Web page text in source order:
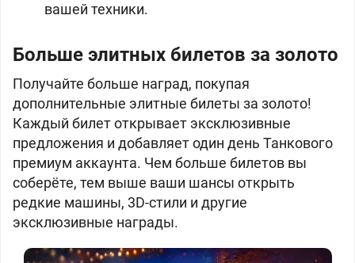
вашей техники.
Больше элитных билетов за золото
Получайте больше наград, покупая
дополнительные элитные билеты за золото!
Каждый билет открывает эксклюзивные
предложения и добавляет один день Танкового
премиум аккаунта. Чем больше билетов вы
соберёте, тем выше ваши шансы открыть
редкие машины, 3D-стили и другие
эксклюзивные награды.